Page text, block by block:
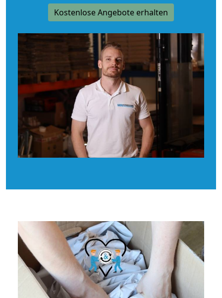
Kostenlose Angebote erhalten